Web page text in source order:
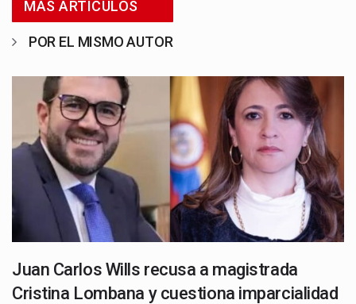
MÁS ARTICULOS
POR EL MISMO AUTOR
Juan Carlos Wills recusa a magistrada
Cristina Lombana y cuestiona imparcialidad